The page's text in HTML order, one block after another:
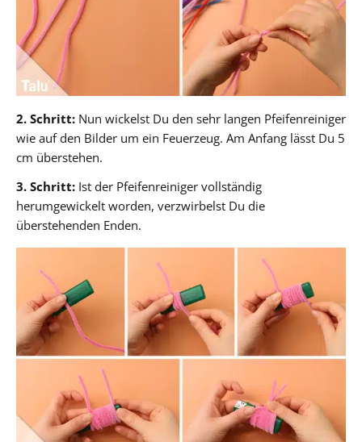
2. Schritt: Nun wickelst Du den sehr langen Pfeifenreiniger
wie auf den Bilder um ein Feuerzeug. Am Anfang lässt Du 5
cm überstehen.
3. Schritt: Ist der Pfeifenreiniger vollständig
herumgewickelt worden, verzwirbelst Du die
überstehenden Enden.